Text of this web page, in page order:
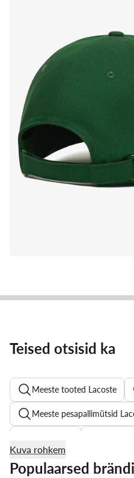
Teised otsisid ka
Meeste tooted Lacoste
Meeste pesapallimütsid
Naiste topid Laste
Kuva rohkem
Populaarsed